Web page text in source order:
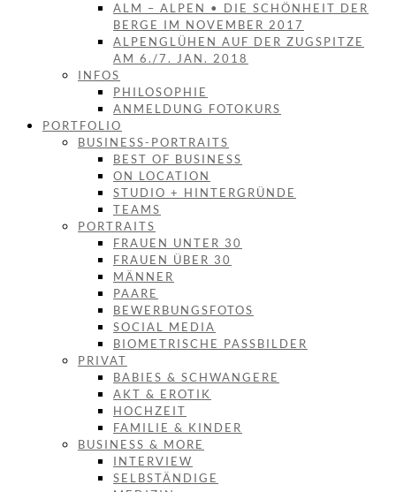
ALM – ALPEN • DIE SCHÖNHEIT DER
BERGE IM NOVEMBER 2017
ALPENGLÜHEN AUF DER ZUGSPITZE
AM 6./7. JAN. 2018
INFOS
PHILOSOPHIE
ANMELDUNG FOTOKURS
PORTFOLIO
BUSINESS-PORTRAITS
BEST OF BUSINESS
ON LOCATION
STUDIO + HINTERGRÜNDE
TEAMS
PORTRAITS
FRAUEN UNTER 30
FRAUEN ÜBER 30
MÄNNER
PAARE
BEWERBUNGSFOTOS
SOCIAL MEDIA
BIOMETRISCHE PASSBILDER
PRIVAT
BABIES & SCHWANGERE
AKT & EROTIK
HOCHZEIT
FAMILIE & KINDER
BUSINESS & MORE
INTERVIEW
SELBSTÄNDIGE